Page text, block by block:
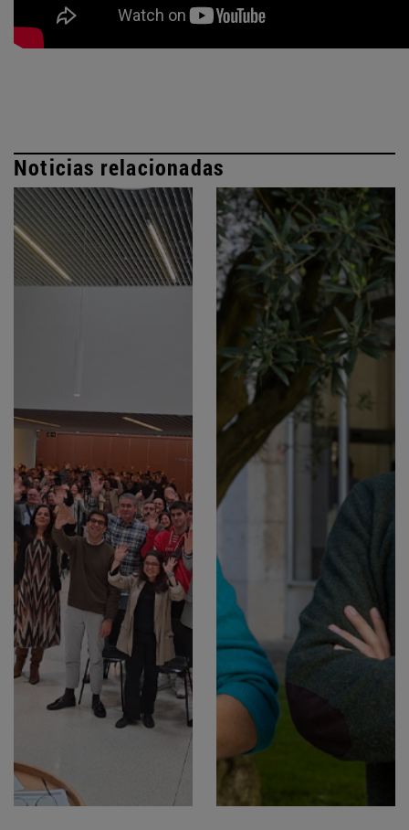
Noticias relacionadas